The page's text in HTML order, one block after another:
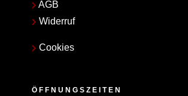
AGB
Widerruf
Cookies
ÖFFNUNGSZEITEN